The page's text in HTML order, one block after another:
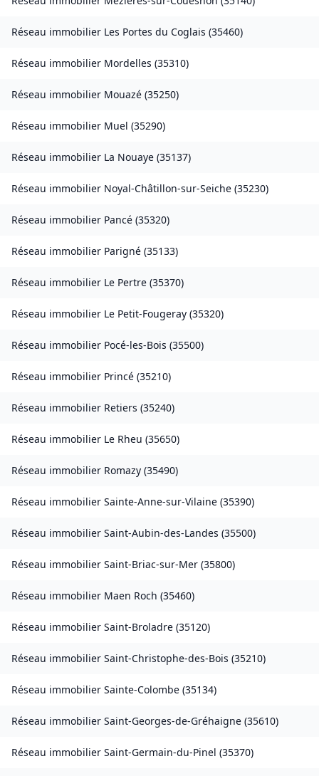
Réseau immobilier Les Portes du Coglais (35460)
Réseau immobilier Mordelles (35310)
Réseau immobilier Mouazé (35250)
Réseau immobilier Muel (35290)
Réseau immobilier La Nouaye (35137)
Réseau immobilier Noyal-Châtillon-sur-Seiche (35230)
Réseau immobilier Pancé (35320)
Réseau immobilier Parigné (35133)
Réseau immobilier Le Pertre (35370)
Réseau immobilier Le Petit-Fougeray (35320)
Réseau immobilier Pocé-les-Bois (35500)
Réseau immobilier Princé (35210)
Réseau immobilier Retiers (35240)
Réseau immobilier Le Rheu (35650)
Réseau immobilier Romazy (35490)
Réseau immobilier Sainte-Anne-sur-Vilaine (35390)
Réseau immobilier Saint-Aubin-des-Landes (35500)
Réseau immobilier Saint-Briac-sur-Mer (35800)
Réseau immobilier Maen Roch (35460)
Réseau immobilier Saint-Broladre (35120)
Réseau immobilier Saint-Christophe-des-Bois (35210)
Réseau immobilier Sainte-Colombe (35134)
Réseau immobilier Saint-Georges-de-Gréhaigne (35610)
Réseau immobilier Saint-Germain-du-Pinel (35370)